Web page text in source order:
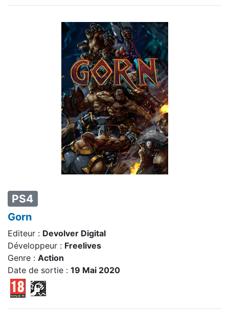
PS4
Gorn
Editeur : Devolver Digital
Développeur : Freelives
Genre : Action
Date de sortie : 19 Mai 2020